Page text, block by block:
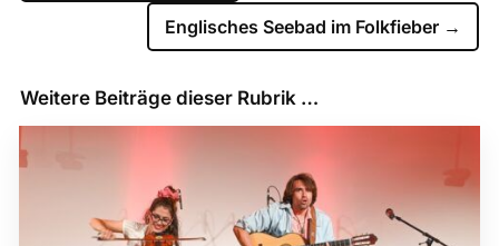
Englisches Seebad im Folkfieber →
Weitere Beiträge dieser Rubrik …